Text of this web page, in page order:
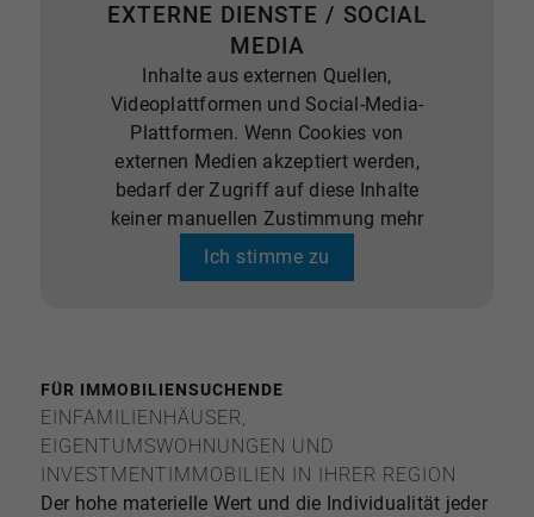
EXTERNE DIENSTE / SOCIAL
MEDIA
Inhalte aus externen Quellen,
Videoplattformen und Social-Media-
Plattformen. Wenn Cookies von
externen Medien akzeptiert werden,
bedarf der Zugriff auf diese Inhalte
keiner manuellen Zustimmung mehr
Ich stimme zu
FÜR IMMOBILIENSUCHENDE
EINFAMILIENHÄUSER,
EIGENTUMSWOHNUNGEN UND
INVESTMENTIMMOBILIEN IN IHRER REGION
Der hohe materielle Wert und die Individualität jeder